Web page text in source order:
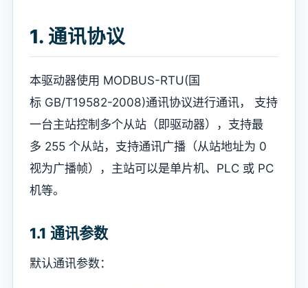
1. 通讯协议
本驱动器使用 MODBUS-RTU(国
标 GB/T19582-2008)通讯协议进行通讯， 支持
一台主站控制多个从站（即驱动器），支持最
多 255 个从站，支持通讯广播（从站地址为 0
视为广播帧），主站可以是单片机、PLC 或 PC
机等。
1.1 通讯参数
默认通讯参数：